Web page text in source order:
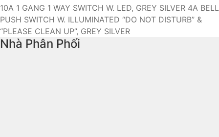
10A 1 GANG 1 WAY SWITCH W. LED, GREY SILVER 4A BELL
PUSH SWITCH W. ILLUMINATED “DO NOT DISTURB” &
“PLEASE CLEAN UP”, GREY SILVER
Nhà Phân Phối